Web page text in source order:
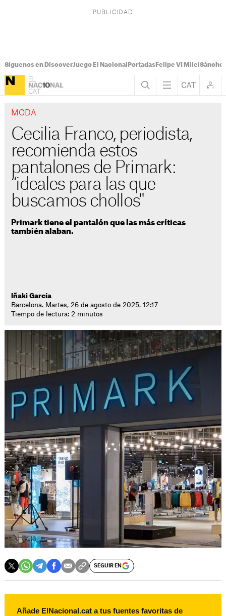
Síguenos en DiscoverJuego El Nacional PortadasFelipe VI Milei
MODA
Cecilia Franco, periodista,
recomienda estos
pantalones de Primark:
“ideales para las que
buscamos chollos"
Primark tiene el pantalón que las más críticas
también alaban.
Iñaki García
Barcelona. Martes, 26 de agosto de 2025. 12:17
Tiempo de lectura: 2 minutos
SEGUIR EN
Añade ElNacional.cat a tus fuentes favoritas de